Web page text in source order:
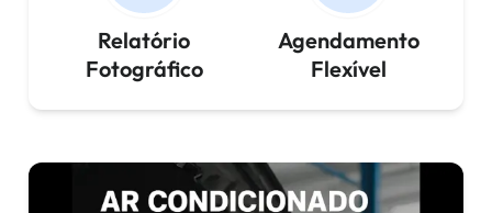
Relatório
Fotográfico
Agendamento
Flexível